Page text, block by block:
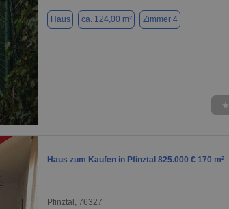
1 / 3
Haus ca. 124,00 m² Zimmer 4
★
Haus zum Kaufen in Pfinztal 825.000 € 170 m²
Pfinztal, 76327